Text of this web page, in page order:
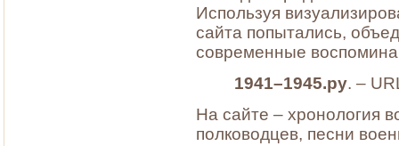
Используя
сайта попытались,
современные
1941–1945.ру. –
На сайте – хронология
полководцев, песни